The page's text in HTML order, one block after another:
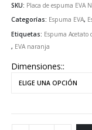
SKU: Placa de espuma EVA
Categorías: Espuma EVA,
Etiquetas: Espuma Acetato
, EVA naranja
Dimensiones: